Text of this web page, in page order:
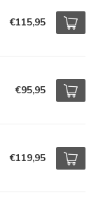
€115,95
€95,95
€119,95